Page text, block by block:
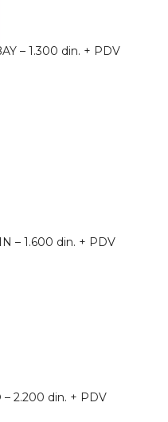
– 1.300 din. + PDV
– 1.600 din. + PDV
2.200 din. + PDV